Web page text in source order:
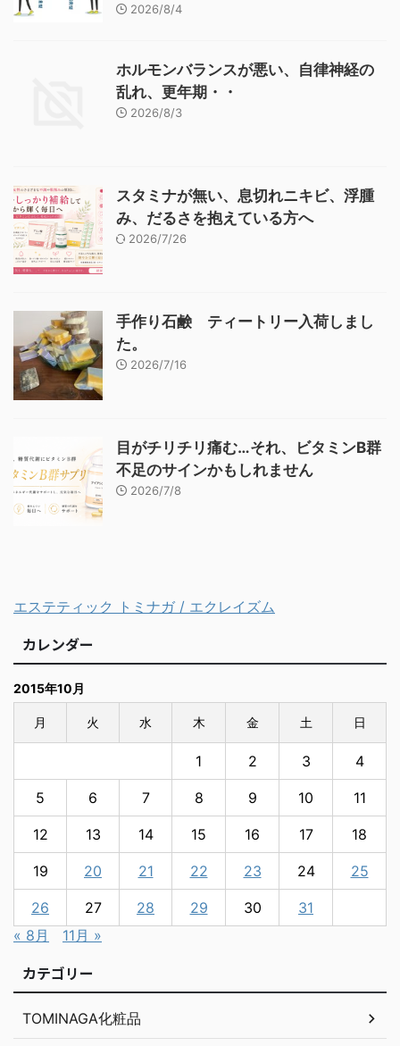
2026/8/4
ホルモンバランスが悪い、自律神経の
乱れ、更年期・・
2026/8/3
スタミナが無い、息切れニキビ、浮腫
み、だるさを抱えている方へ
2026/7/26
手作り石鹸 ティートリー入荷しまし
た。
2026/7/16
目がチリチリ痛む…それ、ビタミンB群
不足のサインかもしれません
2026/7/8
エステティック トミナガ / エクレイズム
カレンダー
2015年10月
月 火 水 木 金 土 日
1 2 3 4
5 6 7 8 9 10 11
12 13 14 15 16 17 18
19 20 21 22 23 24 25
26 27 28 29 30
31
« 8月
11月 »
カテゴリー
TOMINAGA化粧品